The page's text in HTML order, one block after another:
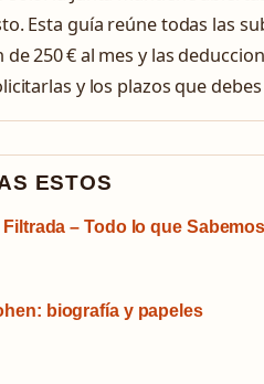
Esta guía reúne todas las
de 250 € al mes y las
y los plazos que
ESTOS
– Todo lo que
biografía y papeles